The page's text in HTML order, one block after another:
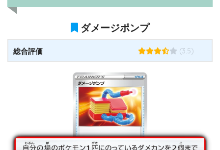
ダメージポンプ
総合評価 (3.5)